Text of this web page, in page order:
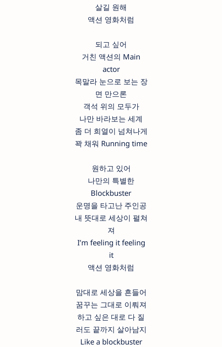
살길 원해
액션 영화처럼
되고 싶어
거친 액션의 Main
actor
목말라 눈으로 보는 장
면 만으론
객석 위의 모두가
나만 바라보는 세계
좀 더 희열이 넘쳐나게
꽉 채워 Running time
원하고 있어
나만의 특별한
Blockbuster
운명을 타고난 주인공
내 뜻대로 세상이 펼쳐
져
I’m feeling it feeling
it
액션 영화처럼
맘대로 세상을 흔들어
꿈꾸는 그대로 이뤄져
하고 싶은 대로 다 질
러도 끝까지 살아남지
Like a blockbuster